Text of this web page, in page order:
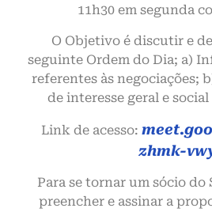
11h30 em segunda
O Objetivo é discutir e
seguinte Ordem do Dia; a)
referentes às negociações;
de interesse geral e
Link de acesso:
zhmk-
Para se tornar um sócio do
preencher e assinar a